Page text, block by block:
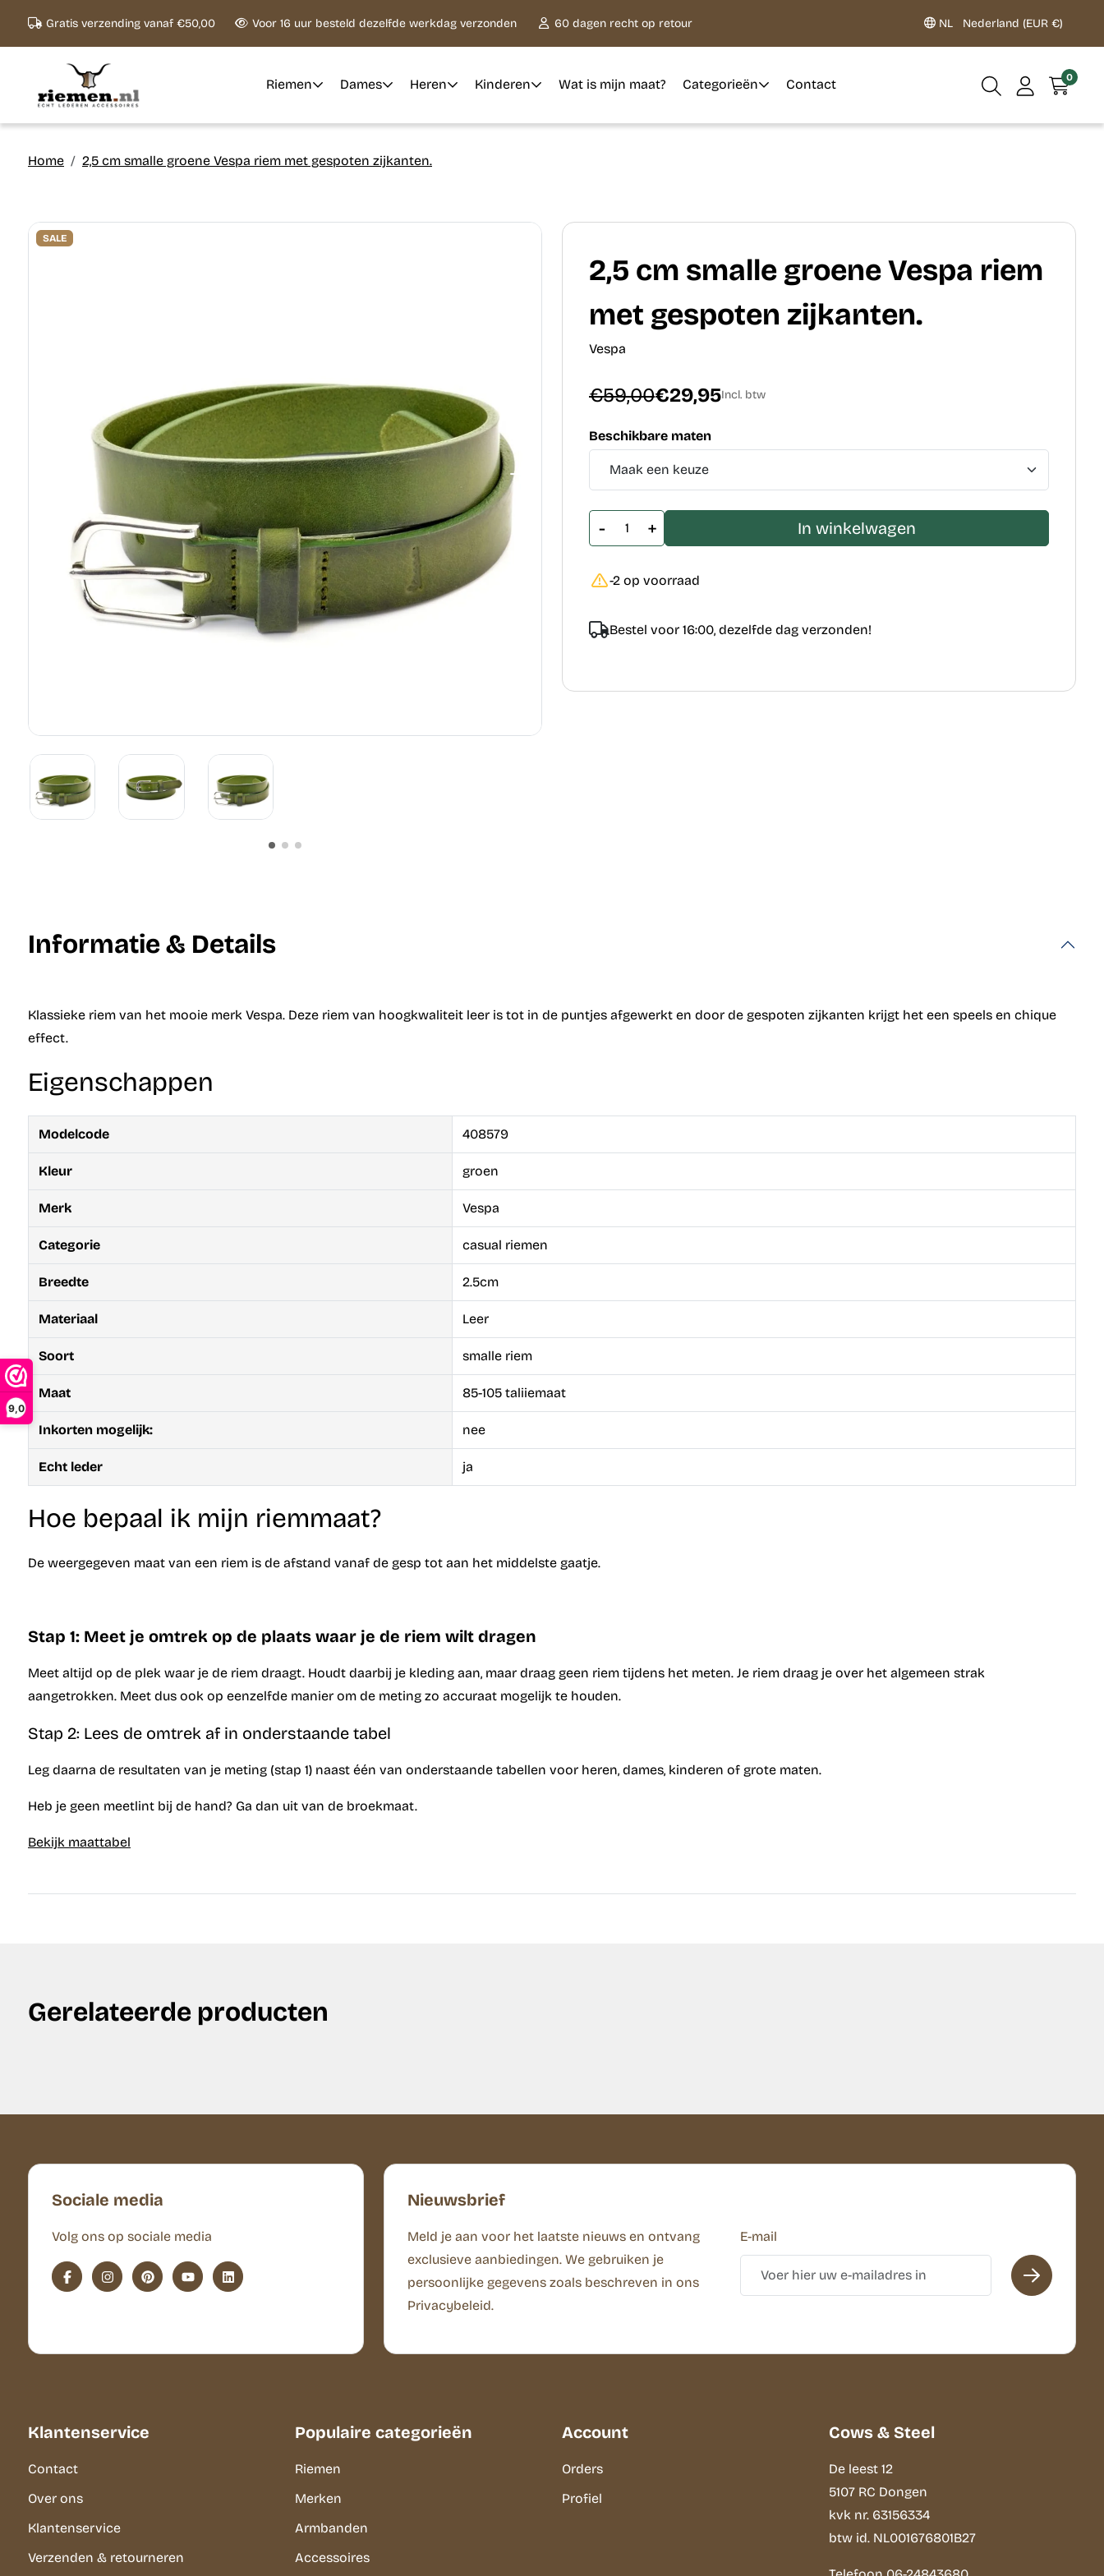
9,0
Gratis verzending vanaf €50,00 Voor 16 uur besteld dezelfde werkdag verzonden 60 dagen recht op retour NL Nederland (EUR €)
Riemen Dames Heren Kinderen Wat is mijn maat? Categorieën Contact 0
Home 2,5 cm smalle groene Vespa riem met gespoten zijkanten.
SALE
2,5 cm smalle groene Vespa riem
met gespoten zijkanten.
Vespa
€59,00€29,95Incl. btw
Beschikbare maten
- + In winkelwagen
-2 op voorraad
Bestel voor 16:00, dezelfde dag verzonden!
Informatie & Details
Klassieke riem van het mooie merk Vespa. Deze riem van hoogkwaliteit leer is tot in de puntjes afgewerkt en door de gespoten zijkanten krijgt het een speels en chique
effect.
Eigenschappen
Modelcode 408579
Kleur groen
Merk Vespa
Categorie casual riemen
Breedte 2.5cm
Materiaal Leer
Soort smalle riem
Maat 85-105 taliiemaat
Inkorten mogelijk: nee
Echt leder ja
Hoe bepaal ik mijn riemmaat?
De weergegeven maat van een riem is de afstand vanaf de gesp tot aan het middelste gaatje.
Stap 1: Meet je omtrek op de plaats waar je de riem wilt dragen
Meet altijd op de plek waar je de riem draagt. Houdt daarbij je kleding aan, maar draag geen riem tijdens het meten. Je riem draag je over het algemeen strak
aangetrokken. Meet dus ook op eenzelfde manier om de meting zo accuraat mogelijk te houden.
Stap 2: Lees de omtrek af in onderstaande tabel
Leg daarna de resultaten van je meting (stap 1) naast één van onderstaande tabellen voor heren, dames, kinderen of grote maten.
Heb je geen meetlint bij de hand? Ga dan uit van de broekmaat.
Bekijk maattabel
Gerelateerde producten
Sociale media
Volg ons op sociale media
Nieuwsbrief
Meld je aan voor het laatste nieuws en ontvang
exclusieve aanbiedingen. We gebruiken je
persoonlijke gegevens zoals beschreven in ons
Privacybeleid.
E-mail
Klantenservice
Contact
Over ons
Klantenservice
Verzenden & retourneren
Populaire categorieën
Riemen
Merken
Armbanden
Accessoires
Account
Orders
Profiel
Cows & Steel
De leest 12
5107 RC Dongen
kvk nr. 63156334
btw id. NL001676801B27